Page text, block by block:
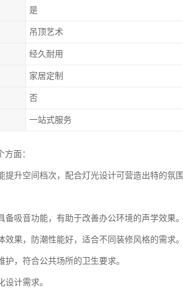
是
吊顶艺术
经久耐用
家居定制
否
一站式服务
面：
升空间档次，配合灯光设计可营造出特的氛围
吸音功能，有助于改善办公环境的声学效果。
果，防潮性能好，适合不同装修风格的需求。
，符合公共场所的卫生要求。
计需求。